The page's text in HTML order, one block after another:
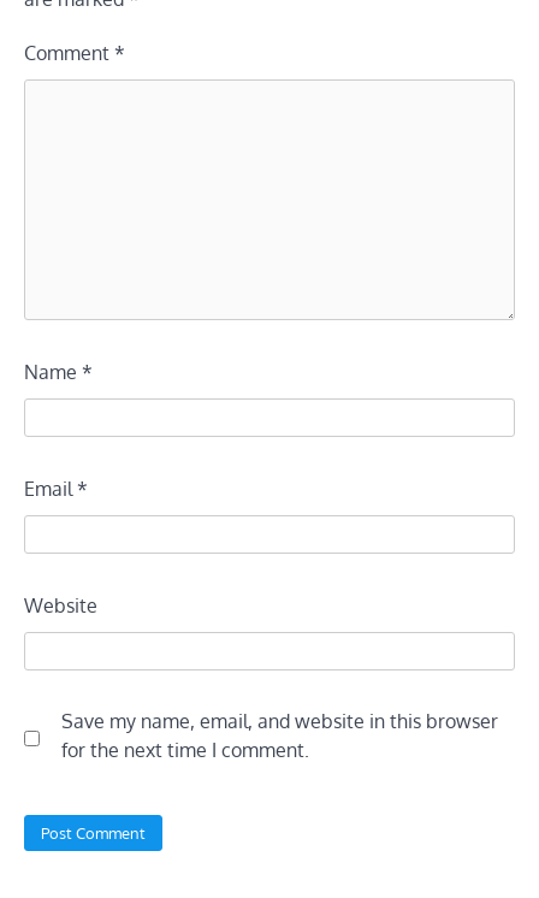
Comment *
Name *
Email*
Website
Save my name, email, and website in this browser
for the next time I comment.